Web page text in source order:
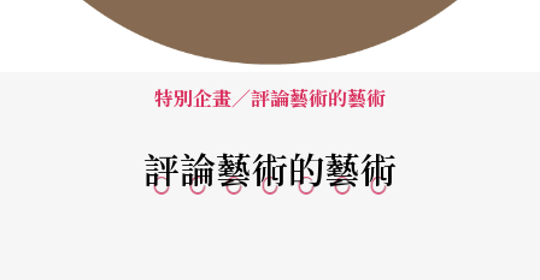
特別企畫／評論藝術的藝術
評論藝術的藝術